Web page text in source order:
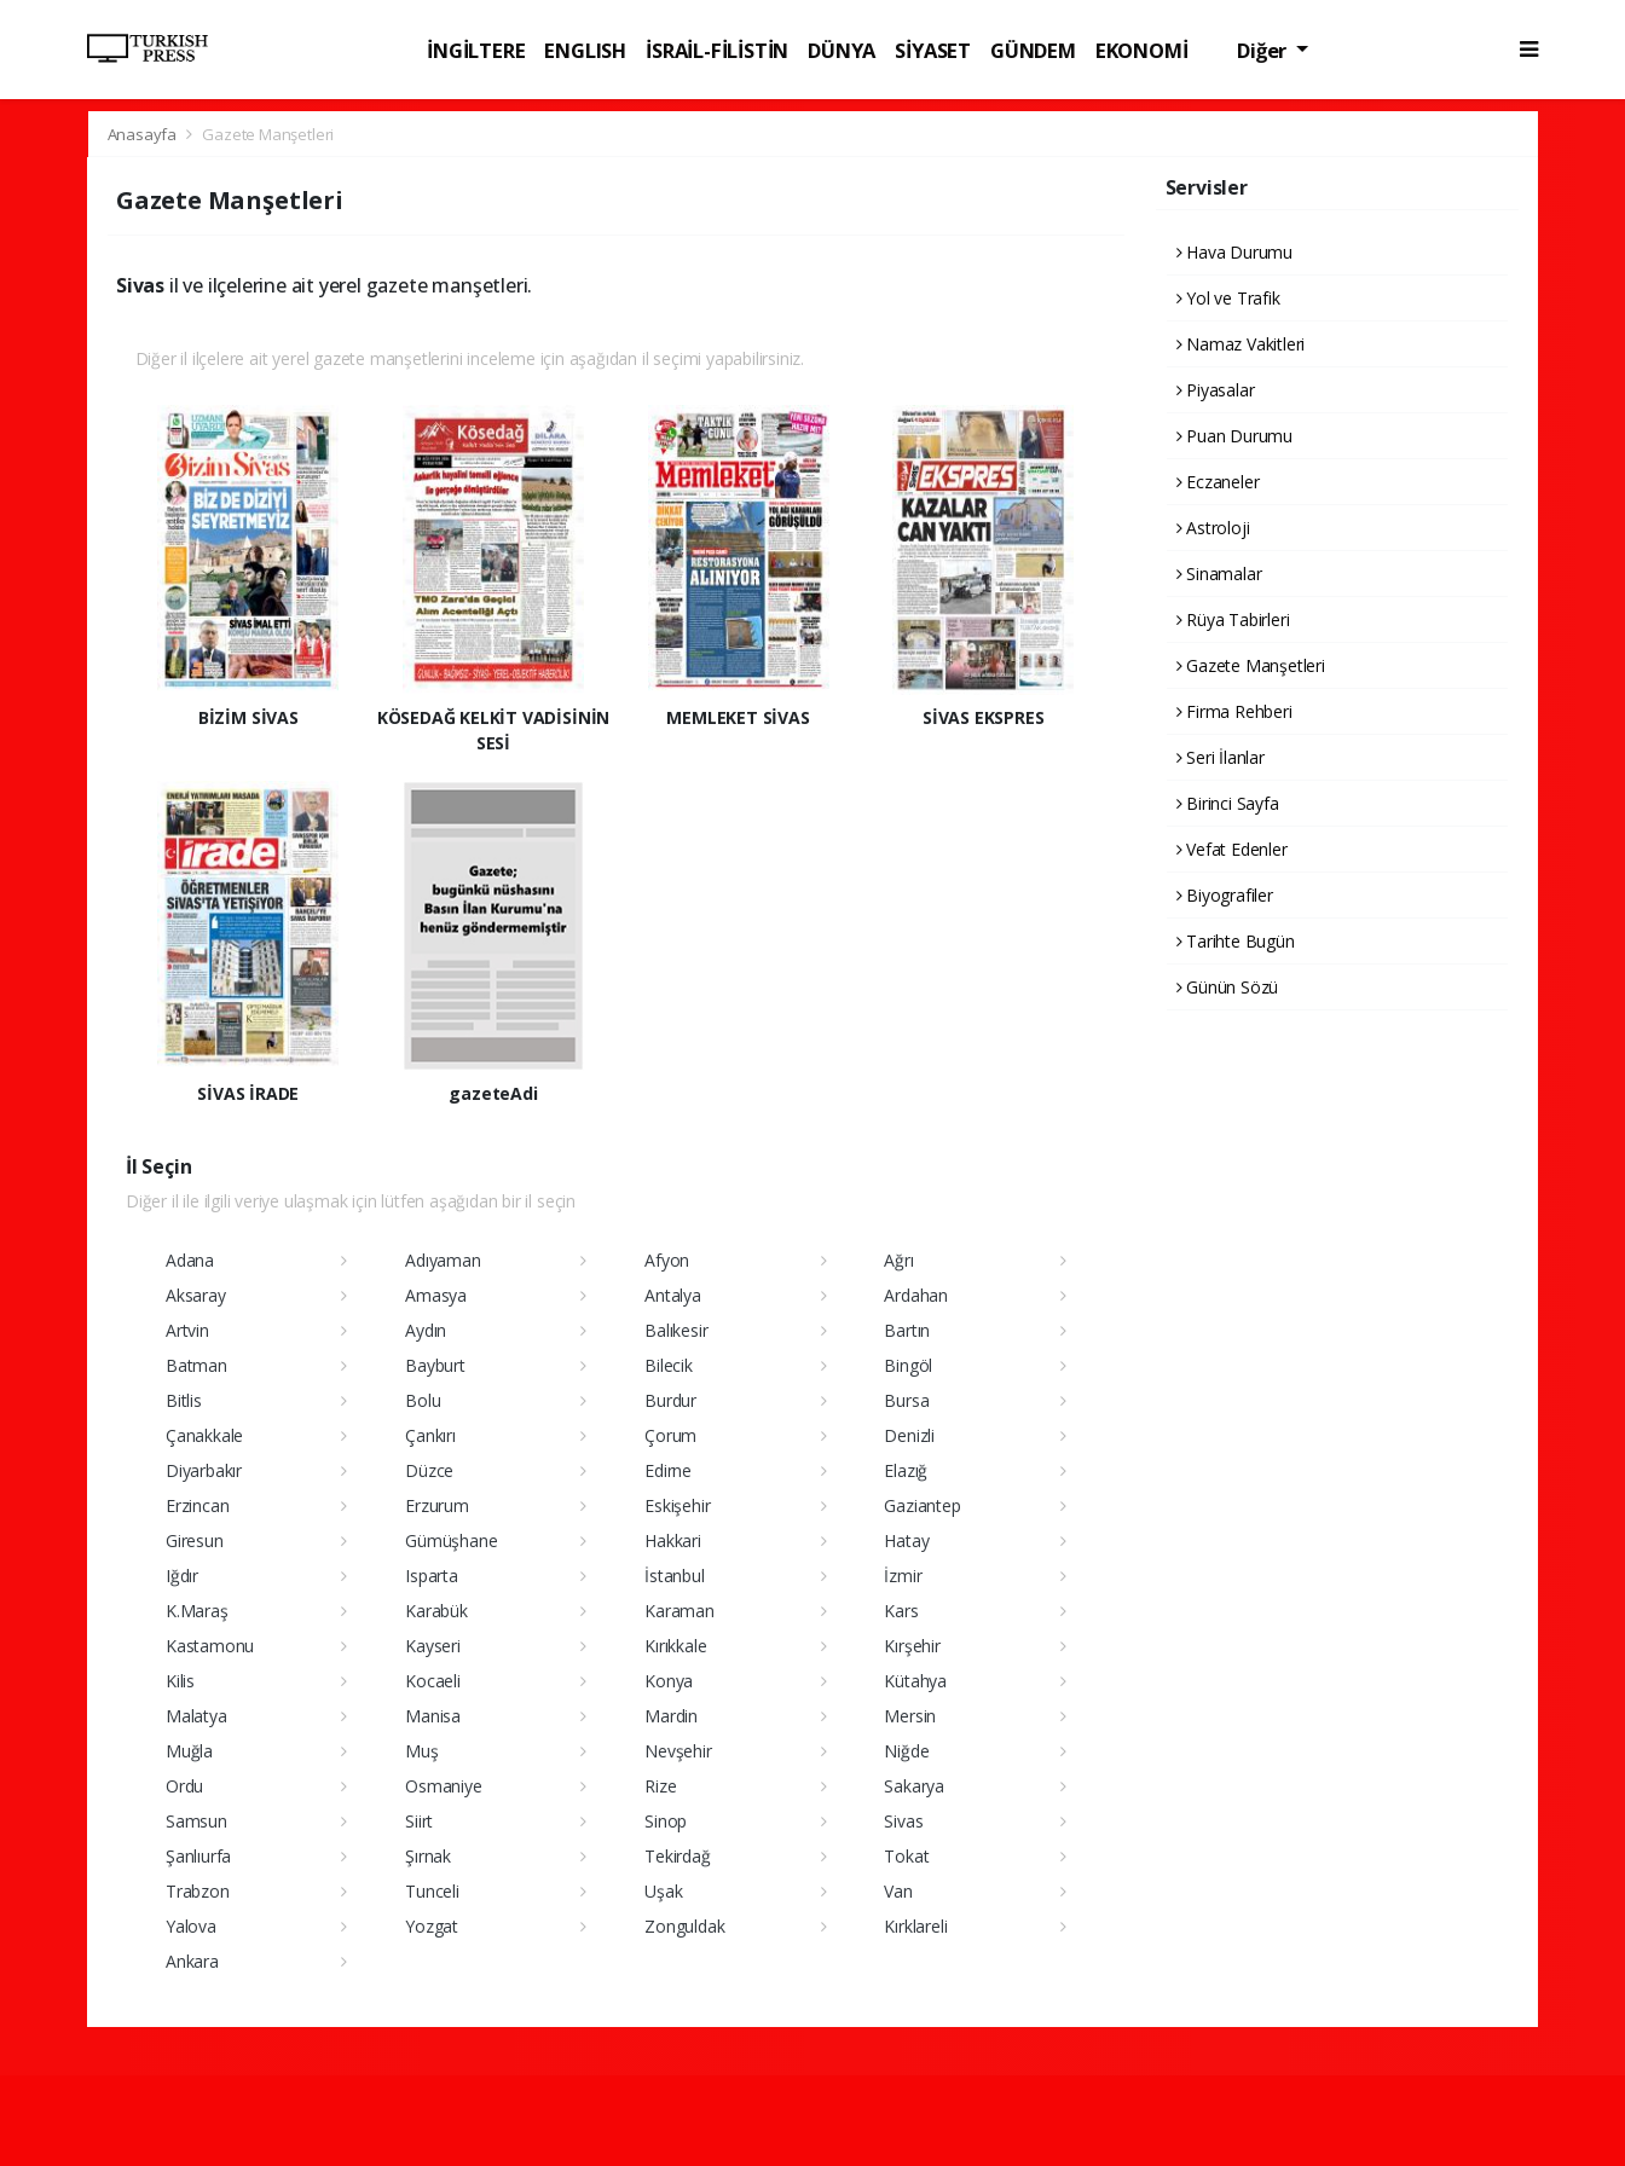
İNGİLTERE ENGLISH İSRAİL-FİLİSTİN DÜNYA SİYASET GÜNDEM
EKONOMİ
Diğer
Anasayfa Gazete Manşetleri
Gazete Manşetleri
Sivas il ve ilçelerine ait yerel gazete manşetleri.
Diğer il ilçelere ait yerel gazete manşetlerini inceleme için aşağıdan il seçimi yapabilirsiniz.
BİZİM SİVAS
KÖSEDAĞ KELKİT VADİSİNİN
SESİ
MEMLEKET SİVAS SİVAS EKSPRES
SİVAS İRADE gazeteAdi
İl Seçin
Diğer il ile ilgili veriye ulaşmak için lütfen aşağıdan bir il seçin
Adana Adıyaman Afyon
Ağrı
Aksaray
Amasya Antalya
Ardahan
Artvin
Aydın Balıkesir
Bartın
Batman
Bayburt Bilecik
Bingöl
Bitlis
Bolu Burdur
Bursa
Çanakkale
Çankırı Çorum
Denizli
Diyarbakır
Düzce Edirne
Elazığ
Erzincan
Erzurum Eskişehir
Gaziantep
Giresun
Gümüşhane Hakkari
Hatay
Iğdır
Isparta İstanbul
İzmir
K.Maraş
Karabük Karaman
Kars
Kastamonu
Kayseri Kırıkkale
Kırşehir
Kilis
Kocaeli Konya
Kütahya
Malatya
Manisa Mardin
Mersin
Muğla
Muş Nevşehir
Niğde
Ordu
Osmaniye Rize
Sakarya
Samsun
Siirt Sinop
Sivas
Şanlıurfa
Şırnak Tekirdağ
Tokat
Trabzon
Tunceli Uşak
Van
Yalova
Yozgat Zonguldak
Kırklareli
Ankara
Servisler
Hava Durumu
Yol ve Trafik
Namaz Vakitleri
Piyasalar
Puan Durumu
Eczaneler
Astroloji
Sinamalar
Rüya Tabirleri
Gazete Manşetleri
Firma Rehberi
Seri İlanlar
Birinci Sayfa
Vefat Edenler
Biyografiler
Tarihte Bugün
Günün Sözü